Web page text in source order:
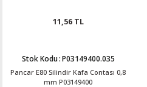
11,56 TL
Stok Kodu:P03149400.035
Pancar E80 Silindir Kafa Contası 0,8
mm P03149400